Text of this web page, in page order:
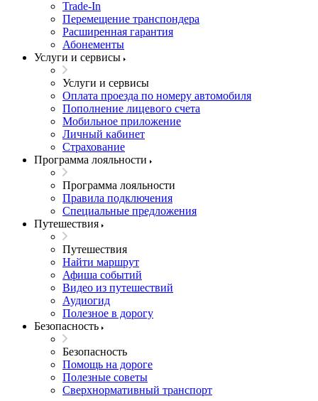
Trade-In
Перемещение транспондера
Расширенная гарантия
Абонементы
Услуги и сервисы
Услуги и сервисы
Оплата проезда по номеру автомобиля
Пополнение лицевого счета
Мобильное приложение
Личный кабинет
Страхование
Программа лояльности
Программа лояльности
Правила подключения
Специальные предложения
Путешествия
Путешествия
Найти маршрут
Афиша событий
Видео из путешествий
Аудиогид
Полезное в дорогу
Безопасность
Безопасность
Помощь на дороге
Полезные советы
Сверхнормативный транспорт